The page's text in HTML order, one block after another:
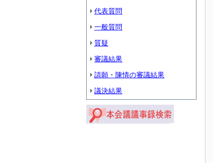
代表質問
一般質問
質疑
審議結果
請願・陳情の審議結果
議決結果